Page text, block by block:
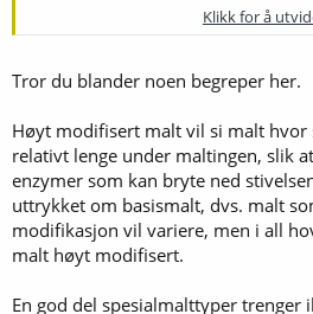
blir ikke klok på dette med det første ,
ikke helt problemfritt nei :brygging:
Klikk for å
Tror du blander noen begreper her.
Høyt modifisert malt vil si malt hvor
relativt lenge under maltingen, slik
enzymer som kan bryte ned
uttrykket om basismalt, dvs. malt
modifikasjon vil variere, men i all
malt høyt modifisert.
En god del spesialmalttyper trenger